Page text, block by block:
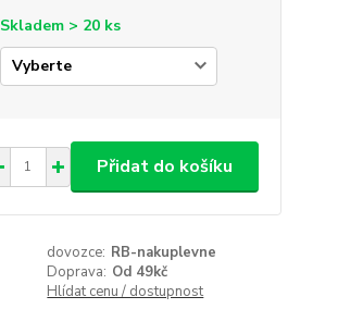
Skladem > 20 ks
Přidat do košíku
dovozce: RB-nakuplevne
Doprava: Od 49kč
Hlídat cenu / dostupnost